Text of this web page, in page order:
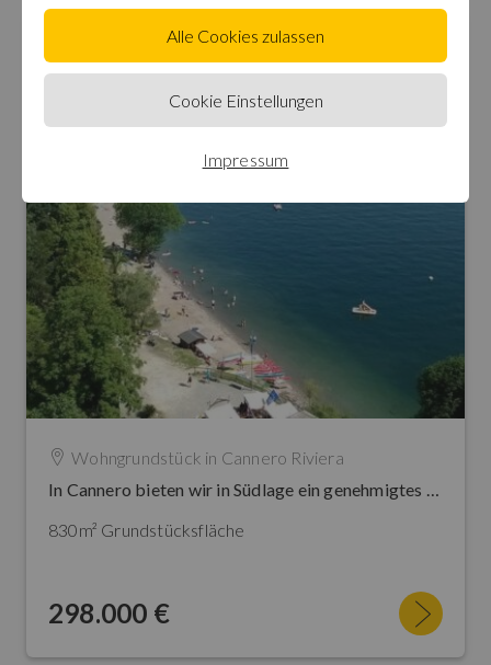
Wohngrundstück in Cannero Riviera
In Cannero bieten wir in Südlage ein genehmigtes Projekt für den Bau einer Villa auf 2 Etagen an. Ca. 200 m² Wohnfläche und ca. 830 m² Grundstück. Panoramaterrasse mit Whirlpool. Traumseesicht. Drei genehmigte Parkplätze.
830m² Grundstücksfläche
298.000 €
Cookie Einstellungen
Alle Cookies zulassen
Impressum